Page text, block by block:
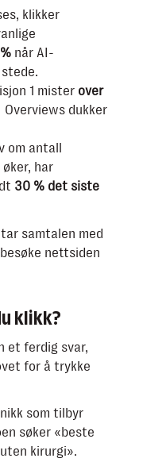
når de
til å
avgjørende for
klikker
når AI-
1 mister over
Overviews dukker
om antall
har
30 % det siste
samtalen med
nettsiden
klikk?
et ferdig svar,
for å trykke
som tilbyr
søker «beste
kirurgi».